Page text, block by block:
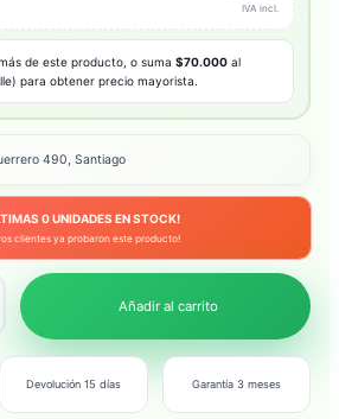
IVA incl.
de este producto, o suma$70.000 al
para obtener precio mayorista.
490, Santiago
0UNIDADES EN STOCK!
clientes ya probaron este producto!
Añadir al carrito
Devolución 15 días Garantía 3 meses